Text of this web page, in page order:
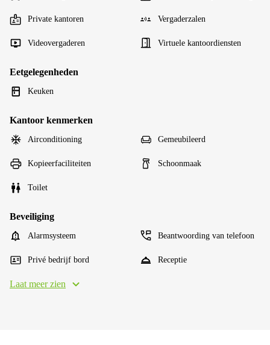
Private kantoren Vergaderzalen
Videovergaderen Virtuele kantoordiensten
Eetgelegenheden
Keuken
Kantoor kenmerken
Airconditioning Gemeubileerd
Kopieerfaciliteiten Schoonmaak
Toilet
Beveiliging
Alarmsysteem Beantwoording van telefoon
Privé bedrijf bord Receptie
Laat meer zien